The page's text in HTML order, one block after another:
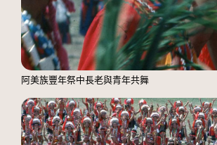
阿美族豐年祭中長老與青年共舞